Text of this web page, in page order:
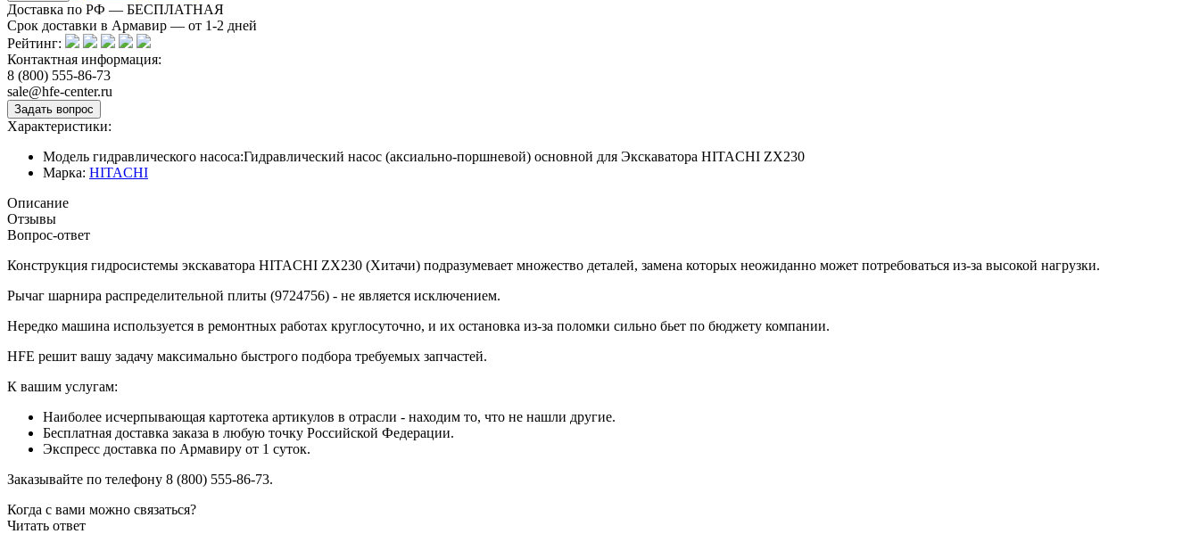
Доставка по РФ — БЕСПЛАТНАЯ
Срок доставки в Армавир — от 1-2 дней
Рейтинг:
Контактная информация:
8 (800) 555-86-73
sale@hfe-center.ru
Характеристики:
Модель гидравлического насоса:Гидравлический насос (аксиально-поршневой) основной для Экскаватора HITACHI ZX230
Марка: HITACHI
Описание
Отзывы
Вопрос-ответ
Конструкция гидросистемы экскаватора HITACHI ZX230 (Хитачи) подразумевает множество деталей, замена которых неожиданно может потребоваться из-за высокой нагрузки.
Рычаг шарнира распределительной плиты (9724756) - не является исключением.
Нередко машина используется в ремонтных работах круглосуточно, и их остановка из-за поломки сильно бьет по бюджету компании.
HFE решит вашу задачу максимально быстрого подбора требуемых запчастей.
К вашим услугам:
Наиболее исчерпывающая картотека артикулов в отрасли - находим то, что не нашли другие.
Бесплатная доставка заказа в любую точку Российской Федерации.
Экспресс доставка по Армавиру от 1 суток.
Заказывайте по телефону 8 (800) 555-86-73.
Когда с вами можно связаться?
Читать ответ